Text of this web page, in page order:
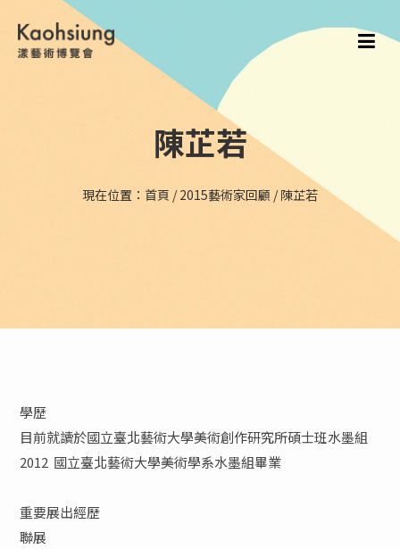
陳芷若
現在位置： 首頁 /2015藝術家回顧 /陳芷若
學歷
目前就讀於國立臺北藝術大學美術創作研究所碩士班水墨組
2012 國立臺北藝術大學美術學系水墨組畢業
重要展出經歷
聯展